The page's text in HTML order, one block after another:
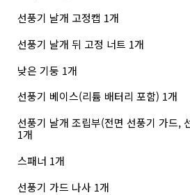
선풍기 날개 고정캡 1개
선풍기 날개 뒤 고정 너트 1개
낮은 기둥 1개
선풍기 베이스(리튬 배터리 포함) 1개
선풍기 날개 조립부(전면 선풍기 가드,
1개
스패너 1개
선풍기 가드 나사 1개